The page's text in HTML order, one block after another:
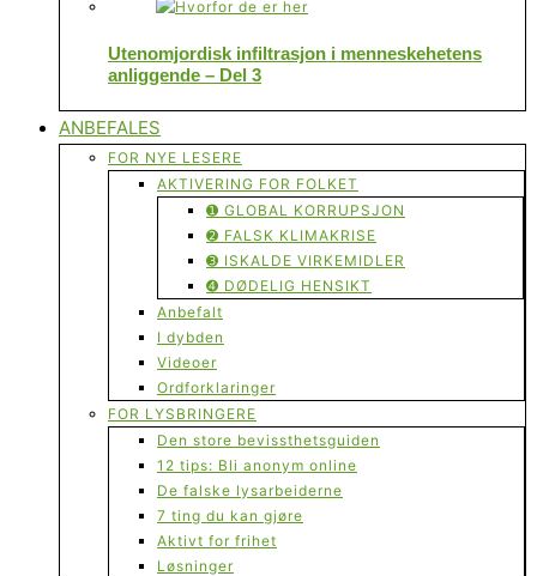
Utenomjordisk infiltrasjon i menneskehetens
anliggende – Del 3
ANBEFALES
FOR NYE LESERE
AKTIVERING FOR FOLKET
➊ GLOBAL KORRUPSJON
➋ FALSK KLIMAKRISE
➌ ISKALDE VIRKEMIDLER
➍ DØDELIG HENSIKT
Anbefalt
I dybden
Videoer
Ordforklaringer
FOR LYSBRINGERE
Den store bevissthetsguiden
12 tips: Bli anonym online
De falske lysarbeiderne
7 ting du kan gjøre
Aktivt for frihet
Løsninger